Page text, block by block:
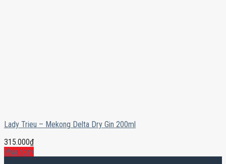
Lady Trieu – Mekong Delta Dry Gin 200ml
315.000₫
Mua ngay